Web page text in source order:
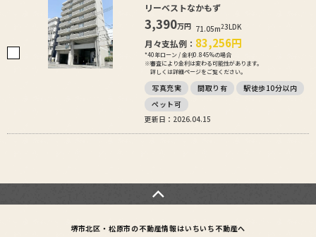
リーベストなかもず
3,390万円 71.05m23LDK
月々支払例： 83,256円
*40年ローン / 金利0.845%の場合
※審査により金利は変わる可能性があります。
詳しくは詳細ページをご覧ください。
写真充実 間取り有
駅徒歩10分以内
ペット可
更新日：2026.04.15
堺市北区・松原市の不動産情報はいちいち不動産へ